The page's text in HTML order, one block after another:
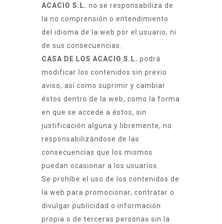
ACACIO S.L. no se responsabiliza de
la no comprensión o entendimiento
del idioma de la web por el usuario, ni
de sus consecuencias.
CASA DE LOS ACACIO S.L. podrá
modificar los contenidos sin previo
aviso, así como suprimir y cambiar
éstos dentro de la web, como la forma
en que se accede a éstos, sin
justificación alguna y libremente, no
responsabilizándose de las
consecuencias que los mismos
puedan ocasionar a los usuarios.
Se prohíbe el uso de los contenidos de
la web para promocionar, contratar o
divulgar publicidad o información
propia o de terceras personas sin la